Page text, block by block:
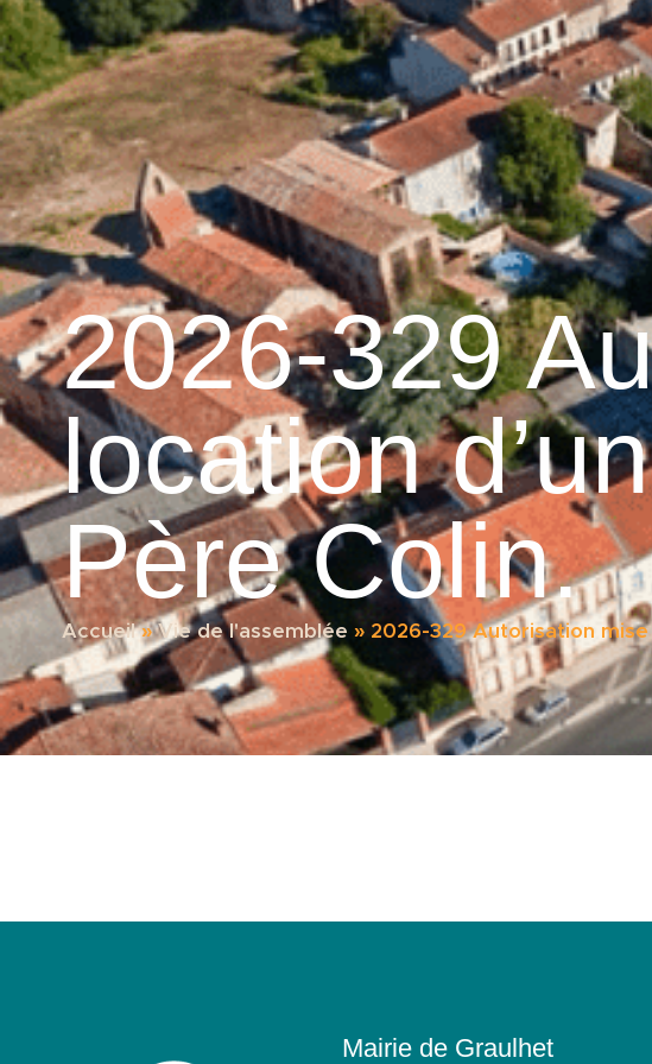
principal
Graulhet et le cuir Accueil Découvrir Graulhet
2026-329
location
Père Colin.
Accueil»Vie de l'assemblée » 2026-329 Autorisation
Mairie de Graulhet